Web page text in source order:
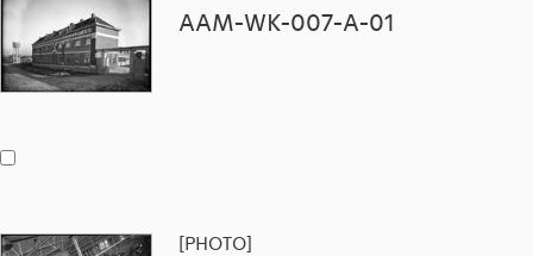
AAM-WK-007-A-01
[PHOTO]